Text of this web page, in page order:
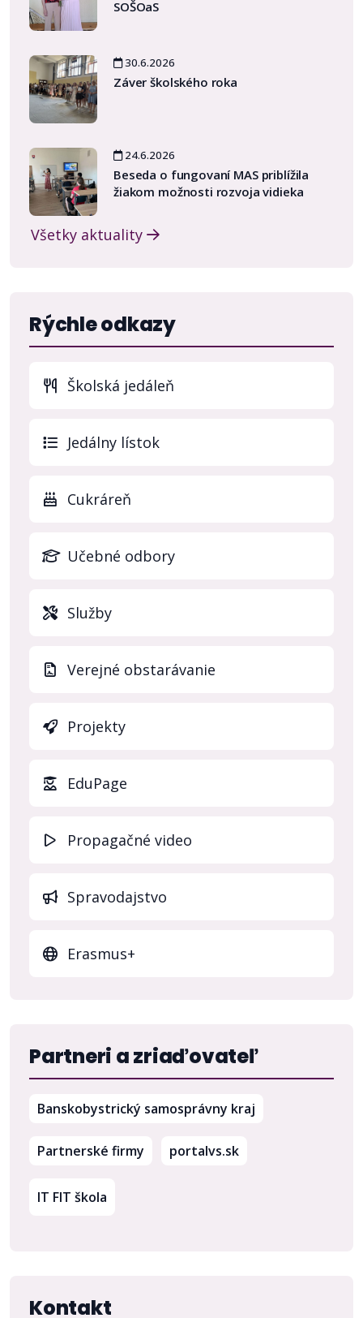
SOŠOaS
30.6.2026
Záver školského roka
24.6.2026
Beseda o fungovaní MAS priblížila
žiakom možnosti rozvoja vidieka
Všetky aktuality
Rýchle odkazy
Školská jedáleň
Jedálny lístok
Cukráreň
Učebné odbory
Služby
Verejné obstarávanie
Projekty
EduPage
Propagačné video
Spravodajstvo
Erasmus+
Partneri a zriaďovateľ
Banskobystrický samosprávny kraj
Partnerské firmy portalvs.sk(otvorí sa v novom
IT FIT škola
Kontakt